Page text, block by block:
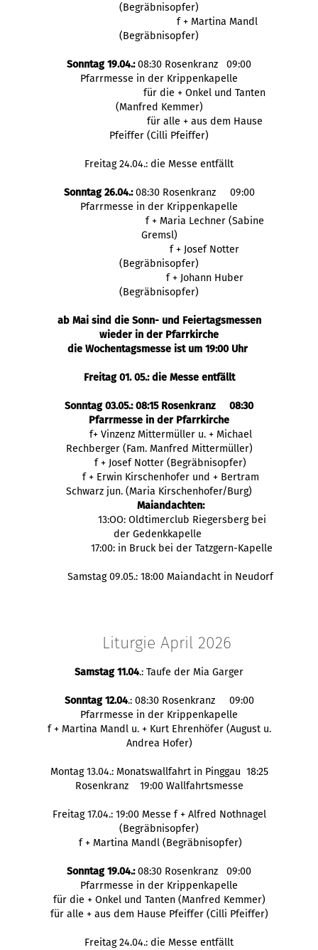
(Begräbnisopfer)
f + Martina Mandl
(Begräbnisopfer)
Sonntag 19.04.:08:30 Rosenkranz 09:00
Pfarrmesse in der Krippenkapelle
für die + Onkel und Tanten
(Manfred Kemmer)
für alle + aus dem Hause
Pfeiffer (Cilli Pfeiffer)
Freitag 24.04.: die Messe entfällt
Sonntag 26.04.:08:30 Rosenkranz 09:00
Pfarrmesse in der Krippenkapelle
f + Maria Lechner (Sabine
Gremsl)
f + Josef Notter
(Begräbnisopfer)
f + Johann Huber
(Begräbnisopfer)
ab Mai sind die Sonn- und Feiertagsmessen
wieder in der Pfarrkirche
die Wochentagsmesse ist um 19:00 Uhr
Freitag 01. 05.: die Messe entfällt
Sonntag 03.05.: 08:15 Rosenkranz 08:30
Pfarrmesse in der Pfarrkirche
f+ Vinzenz Mittermüller u. + Michael
Rechberger (Fam. Manfred Mittermüller)
f + Josef Notter (Begräbnisopfer)
f + Erwin Kirschenhofer und + Bertram
Schwarz jun. (Maria Kirschenhofer/Burg)
Maiandachten:
13:OO: Oldtimerclub Riegersberg bei
der Gedenkkapelle
17:00: in Bruck bei der Tatzgern-Kapelle
Samstag 09.05.: 18:00 Maiandacht in Neudorf
Liturgie April 2026
Samstag 11.04.: Taufe der Mia Garger
Sonntag 12.04.: 08:30 Rosenkranz 09:00
Pfarrmesse in der Krippenkapelle
f + Martina Mandl u. + Kurt Ehrenhöfer (August u.
Andrea Hofer)
Montag 13.04.: Monatswallfahrt in Pinggau 18:25
Rosenkranz 19:00 Wallfahrtsmesse
Freitag 17.04.: 19:00 Messe f + Alfred Nothnagel
(Begräbnisopfer)
f + Martina Mandl (Begräbnisopfer)
Sonntag 19.04.:08:30 Rosenkranz 09:00
Pfarrmesse in der Krippenkapelle
für die + Onkel und Tanten (Manfred Kemmer)
für alle + aus dem Hause Pfeiffer (Cilli Pfeiffer)
Freitag 24.04.: die Messe entfällt